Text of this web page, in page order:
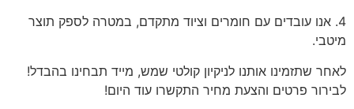
4. אנו עובדים עם חומרים וציוד מתקדם, במטרה לספק תוצר
מיטבי.
לאחר שתזמינו אותנו לניקיון קולטי שמש, מייד תבחינו בהבדל!
לבירור פרטים והצעת מחיר התקשרו עוד היום!